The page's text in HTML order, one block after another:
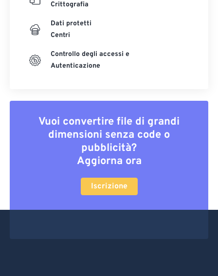
Crittografia
Dati protetti
Centri
Controllo degli accessi e
Autenticazione
Vuoi convertire file di grandi
dimensioni senza code o
pubblicità?
Aggiorna ora
Iscrizione